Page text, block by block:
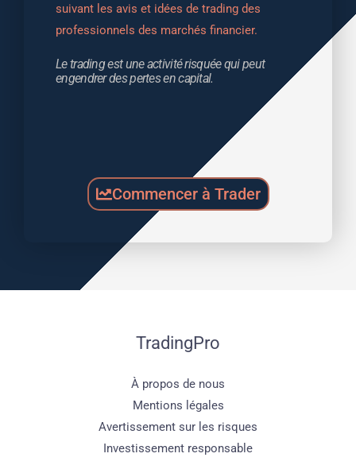
suivant les avis et idées de trading des
professionnels des marchés financier.
Le trading est une activité risquée qui peut
engendrer des pertes en capital.
Commencer à Trader
TradingPro
À propos de nous
Mentions légales
Avertissement sur les risques
Investissement responsable